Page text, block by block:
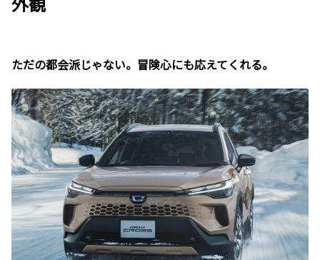
ただの都会派じゃない。冒険心にも応えてくれる。